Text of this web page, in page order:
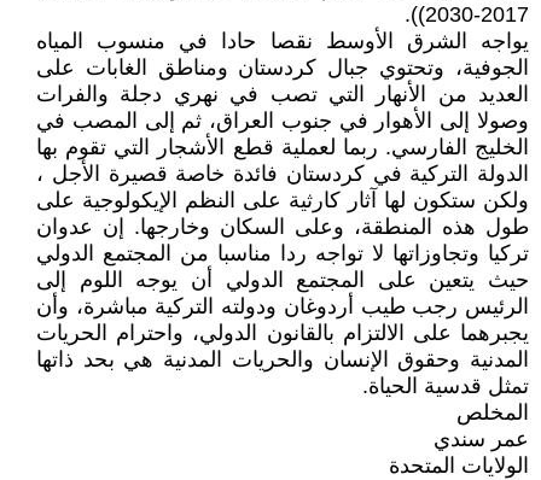
2017-2030)).
يواجه الشرق الأوسط نقصا حادا في منسوب المياه
الجوفية، وتحتوي جبال كردستان ومناطق الغابات على
العديد من الأنهار التي تصب في نهري دجلة والفرات
وصولا إلى الأهوار في جنوب العراق، ثم إلى المصب في
الخليج الفارسي. ربما لعملية قطع الأشجار التي تقوم بها
الدولة التركية في كردستان فائدة خاصة قصيرة الأجل ،
ولكن ستكون لها آثار كارثية على النظم الإيكولوجية على
طول هذه المنطقة، وعلى السكان وخارجها. إن عدوان
تركيا وتجاوزاتها لا تواجه ردا مناسبا من المجتمع الدولي
حيث يتعين على المجتمع الدولي أن يوجه اللوم إلى
الرئيس رجب طيب أردوغان ودولته التركية مباشرة، وأن
يجبرهما على الالتزام بالقانون الدولي، واحترام الحريات
المدنية وحقوق الإنسان والحريات المدنية هي بحد ذاتها
تمثل قدسية الحياة.
المخلص
عمر سندي
الولايات المتحدة